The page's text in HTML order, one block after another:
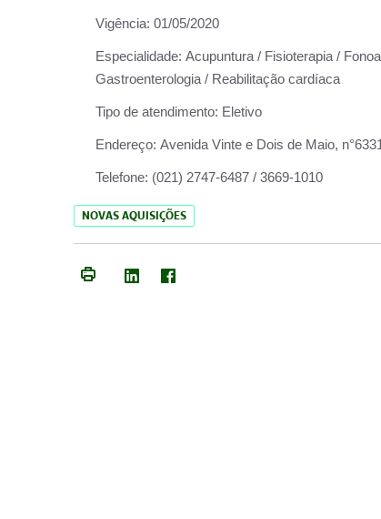
Vigência: 01/05/2020
Especialidade: Acupuntura / Fisioterapia /
Gastroenterologia / Reabilitação cardíaca
Tipo de atendimento: Eletivo
Endereço: Avenida Vinte e Dois de Maio,
Telefone: (021) 2747-6487 / 3669-1010
NOVAS AQUISIÇÕES